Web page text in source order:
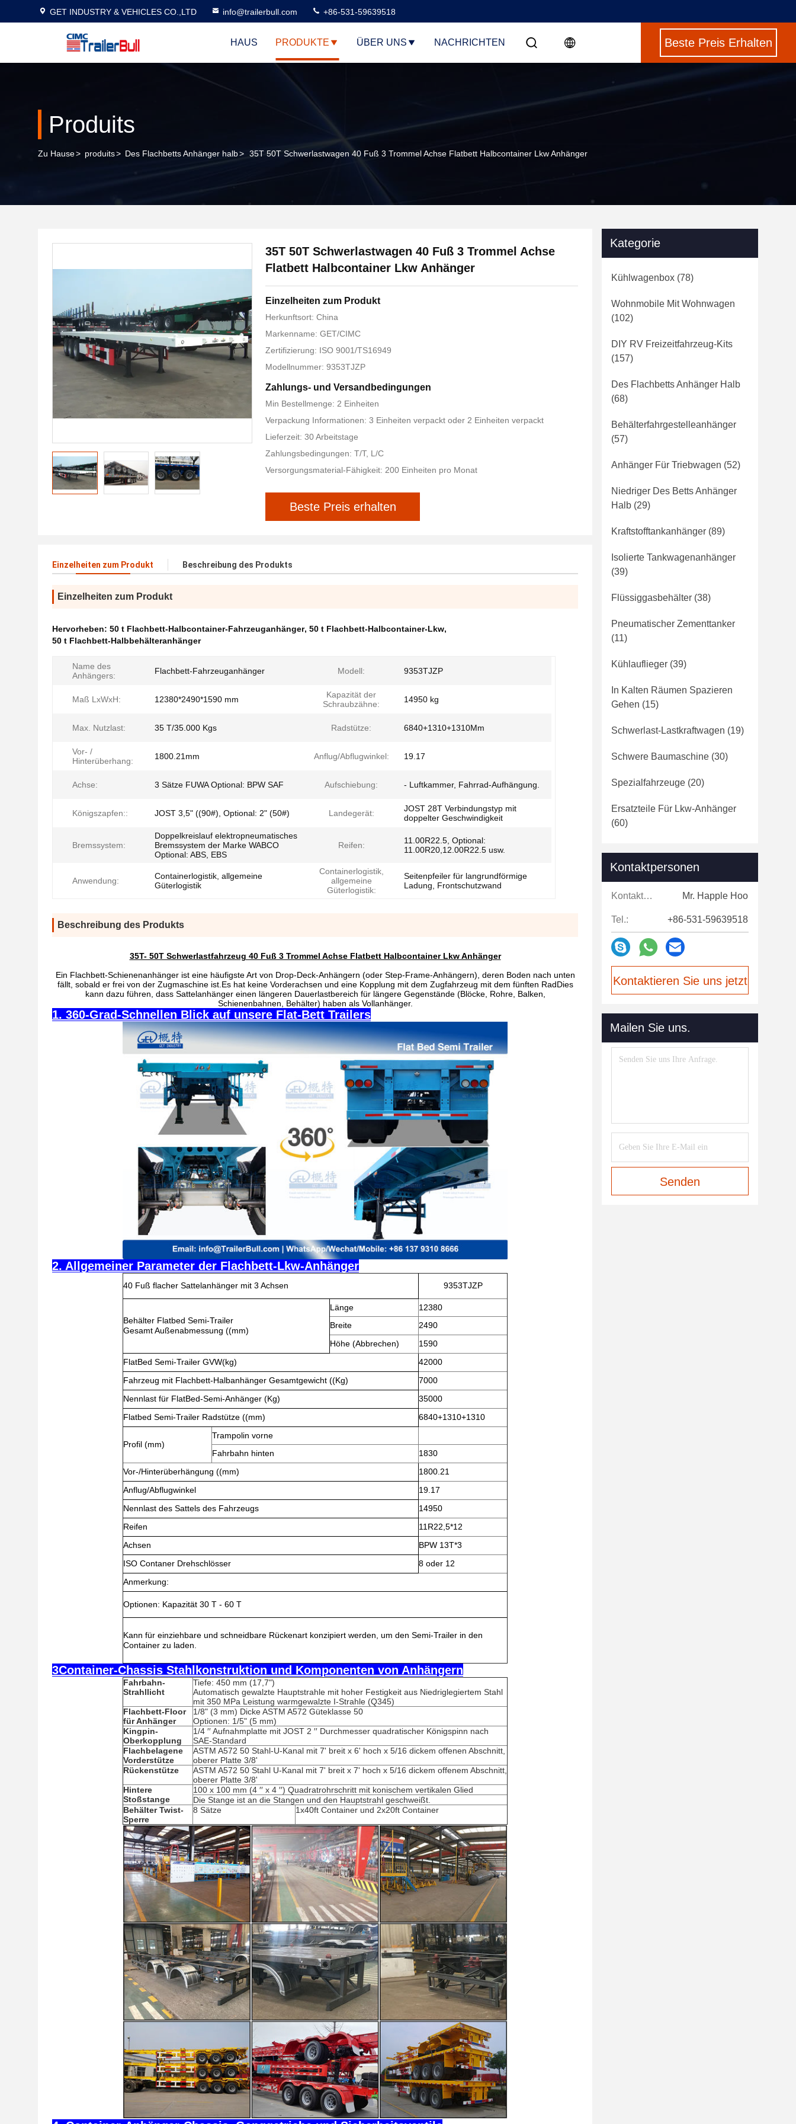
GET INDUSTRY & VEHICLES CO.,LTD info@trailerbull.com +86-531-59639518
HAUS PRODUKTE ÜBER UNS NACHRICHTEN Beste Preis Erhalten
Produits
Zu Hause> produits> Des Flachbetts Anhänger halb> 35T 50T Schwerlastwagen 40 Fuß 3 Trommel Achse Flatbett Halbcontainer Lkw Anhänger
35T 50T Schwerlastwagen 40 Fuß 3 Trommel Achse
Flatbett Halbcontainer Lkw Anhänger
Einzelheiten zum Produkt
Herkunftsort: China
Markenname: GET/CIMC
Zertifizierung: ISO 9001/TS16949
Modellnummer: 9353TJZP
Zahlungs- und Versandbedingungen
Min Bestellmenge: 2 Einheiten
Verpackung Informationen: 3 Einheiten verpackt oder 2 Einheiten verpackt
Lieferzeit: 30 Arbeitstage
Zahlungsbedingungen: T/T, L/C
Versorgungsmaterial-Fähigkeit: 200 Einheiten pro Monat
Beste Preis erhalten
Einzelheiten zum Produkt Beschreibung des Produkts
Einzelheiten zum Produkt
Hervorheben: 50 t Flachbett-Halbcontainer-Fahrzeuganhänger, 50 t Flachbett-Halbcontainer-Lkw,
50 t Flachbett-Halbbehälteranhänger
Name des
Anhängers:
Flachbett-Fahrzeuganhänger Modell: 9353TJZP
Maß LxWxH: 12380*2490*1590 mm
Kapazität der
Schraubzähne:
14950 kg
Max. Nutzlast: 35 T/35.000 Kgs Radstütze: 6840+1310+1310Mm
Vor- /
Hinterüberhang:
1800.21mm Anflug/Abflugwinkel: 19.17
Achse: 3 Sätze FUWA Optional: BPW SAF Aufschiebung: - Luftkammer, Fahrrad-Aufhängung.
Königszapfen:: JOST 3,5" ((90#), Optional: 2" (50#) Landegerät:
JOST 28T Verbindungstyp mit
doppelter Geschwindigkeit
Bremssystem:
Doppelkreislauf elektropneumatisches
Bremssystem der Marke WABCO
Optional: ABS, EBS
Reifen:
11.00R22.5, Optional:
11.00R20,12.00R22.5 usw.
Anwendung:
Containerlogistik, allgemeine
Güterlogistik
Containerlogistik,
allgemeine
Güterlogistik:
Seitenpfeiler für langrundförmige
Ladung, Frontschutzwand
Beschreibung des Produkts
35T- 50T Schwerlastfahrzeug 40 Fuß 3 Trommel Achse Flatbett Halbcontainer Lkw Anhänger
Ein Flachbett-Schienenanhänger ist eine häufigste Art von Drop-Deck-Anhängern (oder Step-Frame-Anhängern), deren Boden nach unten
fällt, sobald er frei von der Zugmaschine ist.Es hat keine Vorderachsen und eine Kopplung mit dem Zugfahrzeug mit dem fünften RadDies
kann dazu führen, dass Sattelanhänger einen längeren Dauerlastbereich für längere Gegenstände (Blöcke, Rohre, Balken,
Schienenbahnen, Behälter) haben als Vollanhänger.
1. 360-Grad-Schnellen Blick auf unsere Flat-Bett Trailers
2. Allgemeiner Parameter der Flachbett-Lkw-Anhänger
40 Fuß flacher Sattelanhänger mit 3 Achsen 9353TJZP
Behälter Flatbed Semi-Trailer
Gesamt Außenabmessung ((mm)
Länge
12380
Breite
2490
Höhe (Abbrechen)
1590
FlatBed Semi-Trailer GVW(kg)
42000
Fahrzeug mit Flachbett-Halbanhänger Gesamtgewicht ((Kg)
7000
Nennlast für FlatBed-Semi-Anhänger (Kg)
35000
Flatbed Semi-Trailer Radstütze ((mm)
6840+1310+1310
Profil (mm)
Trampolin vorne
Fahrbahn hinten
1830
Vor-/Hinterüberhängung ((mm)
1800.21
Anflug/Abflugwinkel
19.17
Nennlast des Sattels des Fahrzeugs
14950
Reifen
11R22,5*12
Achsen
BPW 13T*3
ISO Contaner Drehschlösser
8 oder 12
Anmerkung:
Optionen: Kapazität 30 T - 60 T
Kann für einziehbare und schneidbare Rückenart konzipiert werden, um den Semi-Trailer in den
Container zu laden.
3Container-Chassis Stahlkonstruktion und Komponenten von Anhängern
Fahrbahn-
Strahllicht
Tiefe: 450 mm (17,7")
Automatisch gewalzte Hauptstrahle mit hoher Festigkeit aus Niedriglegiertem Stahl
mit 350 MPa Leistung warmgewalzte I-Strahle (Q345)
Flachbett-Floor
für Anhänger
1/8" (3 mm) Dicke ASTM A572 Güteklasse 50
Optionen: 1/5" (5 mm)
Kingpin-
Oberkopplung
1/4 ′′ Aufnahmplatte mit JOST 2 ′′ Durchmesser quadratischer Königspinn nach
SAE-Standard
Flachbelagene
Vorderstütze
ASTM A572 50 Stahl-U-Kanal mit 7' breit x 6' hoch x 5/16 dickem offenen Abschnitt,
oberer Platte 3/8'
Rückenstütze
ASTM A572 50 Stahl U-Kanal mit 7' breit x 7' hoch x 5/16 dickem offenem Abschnitt,
oberer Platte 3/8'
Hintere
Stoßstange
100 x 100 mm (4 ′′ x 4 ′′) Quadratrohrschritt mit konischem vertikalen Glied
Die Stange ist an die Stangen und den Hauptstrahl geschweißt.
Behälter Twist-
Sperre
8 Sätze 1x40ft Container und 2x20ft Container
Kategorie
Kühlwagenbox (78)
Wohnmobile Mit Wohnwagen
(102)
DIY RV Freizeitfahrzeug-Kits
(157)
Des Flachbetts Anhänger Halb
(68)
Behälterfahrgestelleanhänger
(57)
Anhänger Für Triebwagen (52)
Niedriger Des Betts Anhänger
Halb (29)
Kraftstofftankanhänger (89)
Isolierte Tankwagenanhänger
(39)
Flüssiggasbehälter (38)
Pneumatischer Zementtanker
(11)
Kühlauflieger (39)
In Kalten Räumen Spazieren
Gehen (15)
Schwerlast-Lastkraftwagen (19)
Schwere Baumaschine (30)
Spezialfahrzeuge (20)
Ersatzteile Für Lkw-Anhänger
(60)
Kontaktpersonen
Kontaktpersonen: Mr. Happle Hoo
Tel.: +86-531-59639518
Kontaktieren Sie uns jetzt
Mailen Sie uns.
Senden